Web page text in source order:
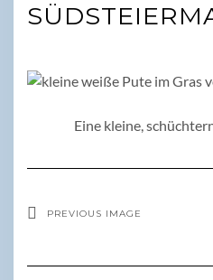
Eine kleine,
PREVIOUS IMAGE